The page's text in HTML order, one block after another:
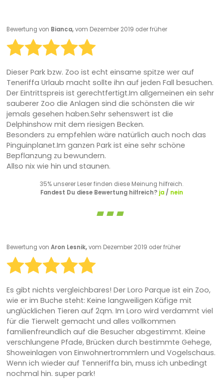
Bewertung von Bianca,vom Dezember 2019 oder früher
Dieser Park bzw. Zoo ist echt einsame spitze wer auf
Teneriffa Urlaub macht sollte ihn auf jeden Fall besuchen.
Der Eintrittspreis ist gerechtfertigt.Im allgemeinen ein sehr
sauberer Zoo die Anlagen sind die schönsten die wir
jemals gesehen haben.Sehr sehenswert ist die
Delphinshow mit dem riesigen Becken.
Besonders zu empfehlen wäre natürlich auch noch das
Pinguinplanet.Im ganzen Park ist eine sehr schöne
Bepflanzung zu bewundern.
Allso nix wie hin und staunen.
35% unserer Leser finden diese Meinung hilfreich.
Fandest Du diese Bewertung hilfreich? ja/ nein
Bewertung von Aron Lesnik,vom Dezember 2019 oder früher
Es gibt nichts vergleichbares! Der Loro Parque ist ein Zoo,
wie er im Buche steht: Keine langweiligen Käfige mit
unglücklichen Tieren auf 2qm. Im Loro wird verdammt viel
für die Tierwelt gemacht und alles vollkommen
familienfreundlich auf die Besucher abgestimmt. Kleine
verschlungene Pfade, Brücken durch bestimmte Gehege,
Showeinlagen von Einwohnertrommlern und Vogelschaus.
Wenn ich wieder auf Tenneriffa bin, muss ich unbedingt
nochmal hin. super park!